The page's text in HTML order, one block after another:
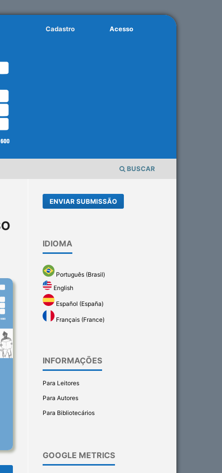
BUSCAR
Cadastro Acesso
ENVIAR SUBMISSÃO
IDIOMA
Português (Brasil)
English
Español (España)
Français (France)
INFORMAÇÕES
Para Leitores
Para Autores
Para Bibliotecários
GOOGLE METRICS